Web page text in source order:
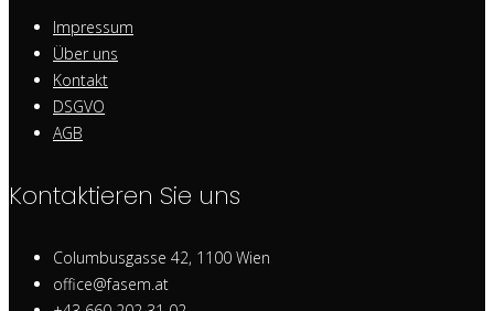
Impressum
Über uns
Kontakt
DSGVO
AGB
Kontaktieren Sie uns
Columbusgasse 42, 1100 Wien
office@fasem.at